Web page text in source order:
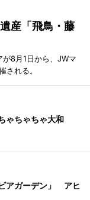
産「飛鳥・藤
8月1日から、JWマ
される。
ゃちゃちゃ大和
アガーデン」 アヒ